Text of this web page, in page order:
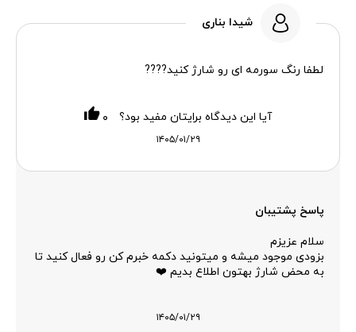
شیدا بناری
لطفا رنگ سورمه ای رو شارژ کنید????
۱۴۰۵/۰۱/۲۹
آیا این دیدگاه برایتان مفید بود؟ ۰
پاسخ پشتیبان
سلام عزیزم
بزودی موجود میشه و میتونید دکمه خبرم کن رو فعال کنید تا
به محض شارژ بهتون اطلاع بدیم ❤️
۱۴۰۵/۰۱/۲۹